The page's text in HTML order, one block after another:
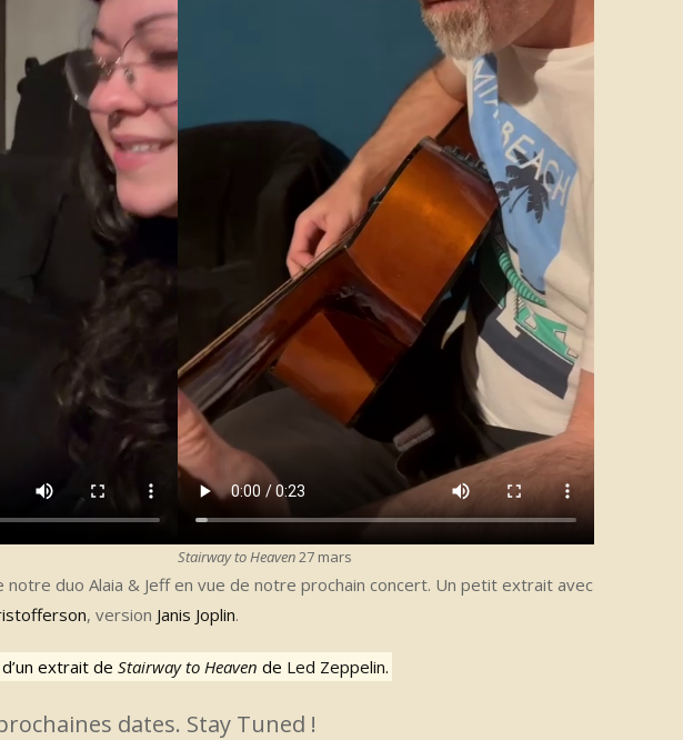
Stairway to Heaven27 mars
notre duo Alaia & Jeff en vue de notre prochain concert. Un petit extrait avec
, version Janis Joplin.
extrait de Stairway to Heaven de Led Zeppelin.
dates. Stay Tuned !